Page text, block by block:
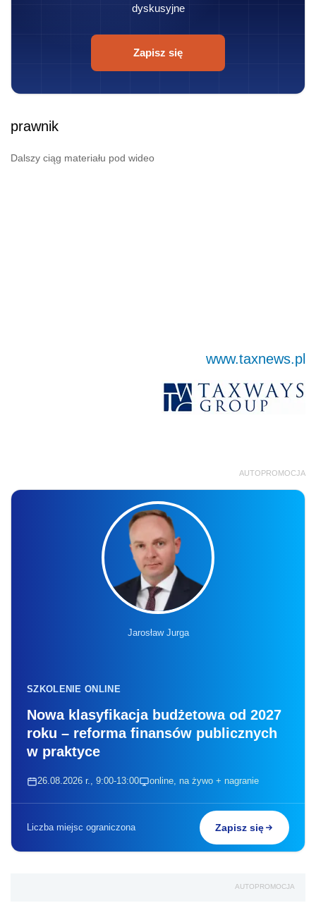
dyskusyjne
Zapisz się
prawnik
Dalszy ciąg materiału pod wideo
www.taxnews.pl
AUTOPROMOCJA
Jarosław Jurga
SZKOLENIE ONLINE
Nowa klasyfikacja budżetowa od 2027
roku – reforma finansów publicznych
w praktyce
26.08.2026 r., 9:00-13:00 online, na żywo + nagranie
Liczba miejsc ograniczona Zapisz się
AUTOPROMOCJA